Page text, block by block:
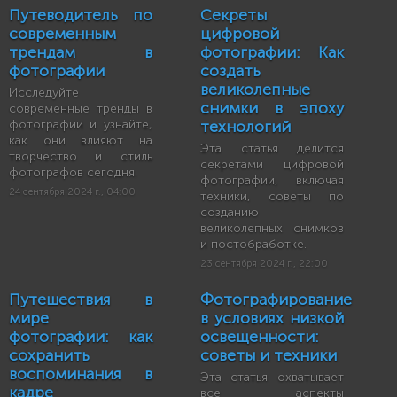
Путеводитель по
современным
трендам в
фотографии
Исследуйте
современные тренды в
фотографии и узнайте,
как они влияют на
творчество и стиль
фотографов сегодня.
24 сентября 2024 г., 04:00
Секреты
цифровой
фотографии: Как
создать
великолепные
снимки в эпоху
технологий
Эта статья делится
секретами цифровой
фотографии, включая
техники, советы по
созданию
великолепных снимков
и постобработке.
23 сентября 2024 г., 22:00
Путешествия в
мире
фотографии: как
сохранить
воспоминания в
кадре
Фотографирование
в условиях низкой
освещенности:
советы и техники
Эта статья охватывает
все аспекты